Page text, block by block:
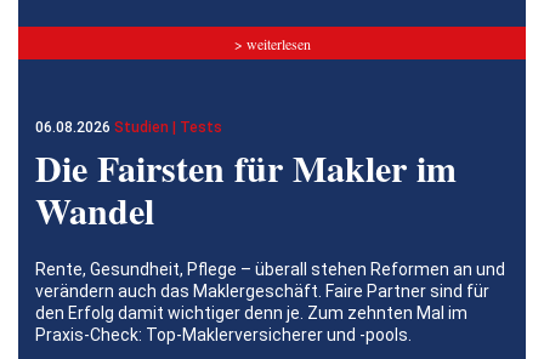
> weiterlesen
06.08.2026 Studien | Tests
Die Fairsten für Makler im
Wandel
Rente, Gesundheit, Pflege – überall stehen Reformen an und
verändern auch das Maklergeschäft. Faire Partner sind für
den Erfolg damit wichtiger denn je. Zum zehnten Mal im
Praxis-Check: Top-Maklerversicherer und -pools.